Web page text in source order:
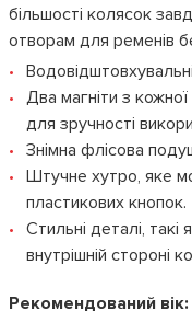
більшості колясок
отворам для ременів
Два магніти з
для зручності
Знімна флісова
Штучне хутро, яке
пластикових кнопок.
Стильні деталі, такі
внутрішній стороні
Рекомендований вік: